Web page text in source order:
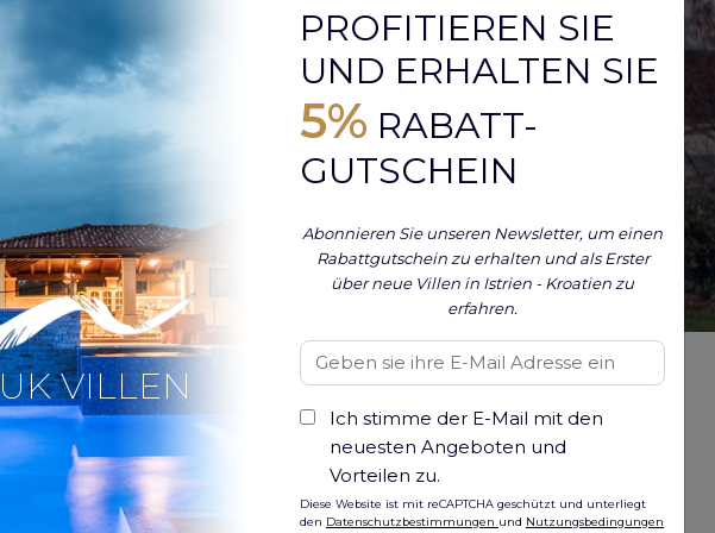
VILLEN
PROFITIEREN SIE
UND ERHALTEN SIE
5% RABATT-
GUTSCHEIN
Abonnieren Sie unseren Newsletter, um einen
Rabattgutschein zu erhalten und als Erster
über neue Villen in Istrien - Kroatien zu
erfahren.
Ich stimme der E-Mail mit den
neuesten Angeboten und
Vorteilen zu.
Diese Website ist mit reCAPTCHA geschützt und unterliegt
den Datenschutzbestimmungen und Nutzungsbedingungen